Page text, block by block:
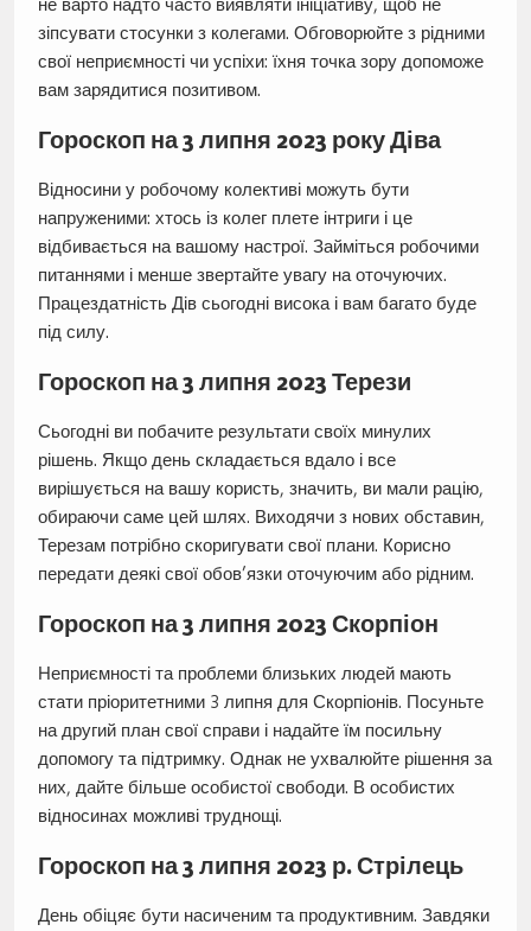
не варто надто часто виявляти ініціативу, щоб не
зіпсувати стосунки з колегами. Обговорюйте з рідними
свої неприємності чи успіхи: їхня точка зору допоможе
вам зарядитися позитивом.
Гороскоп на 3 липня 2023 року Діва
Відносини у робочому колективі можуть бути
напруженими: хтось із колег плете інтриги і це
відбивається на вашому настрої. Займіться робочими
питаннями і менше звертайте увагу на оточуючих.
Працездатність Дів сьогодні висока і вам багато буде
під силу.
Гороскоп на 3 липня 2023 Терези
Сьогодні ви побачите результати своїх минулих
рішень. Якщо день складається вдало і все
вирішується на вашу користь, значить, ви мали рацію,
обираючи саме цей шлях. Виходячи з нових обставин,
Терезам потрібно скоригувати свої плани. Корисно
передати деякі свої обов’язки оточуючим або рідним.
Гороскоп на 3 липня 2023 Скорпіон
Неприємності та проблеми близьких людей мають
стати пріоритетними 3 липня для Скорпіонів. Посуньте
на другий план свої справи і надайте їм посильну
допомогу та підтримку. Однак не ухвалюйте рішення за
них, дайте більше особистої свободи. В особистих
відносинах можливі труднощі.
Гороскоп на 3 липня 2023 р. Стрілець
День обіцяє бути насиченим та продуктивним. Завдяки